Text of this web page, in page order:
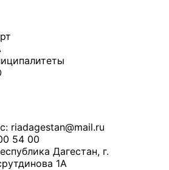
riadagestan@mail.ru
54 00
Дагестан, г.
1А